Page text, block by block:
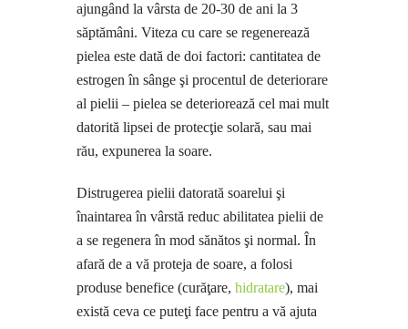
ajungând la vârsta de 20-30 de ani la 3
săptămâni. Viteza cu care se regenerează
pielea este dată de doi factori: cantitatea de
estrogen în sânge şi procentul de deteriorare
al pielii – pielea se deteriorează cel mai mult
datorită lipsei de protecţie solară, sau mai
rău, expunerea la soare.
Distrugerea pielii datorată soarelui şi
înaintarea în vârstă reduc abilitatea pielii de
a se regenera în mod sănătos şi normal. În
afară de a vă proteja de soare, a folosi
produse benefice (curăţare, hidratare), mai
există ceva ce puteţi face pentru a vă ajuta